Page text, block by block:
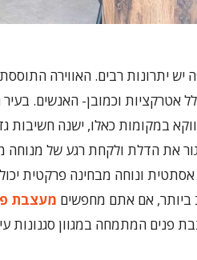
יש יתרונות רבים. האווירה
אטרקציות וכמובן- האנשים.
במקומות כאלו, ישנה חשיבות
את הדלת ולקחת רגע של מנוחה
ונוחה מבחינה פרקטית
אם אתם מחפשים מעצבת
פנים המתמחה במגוון סגנונות